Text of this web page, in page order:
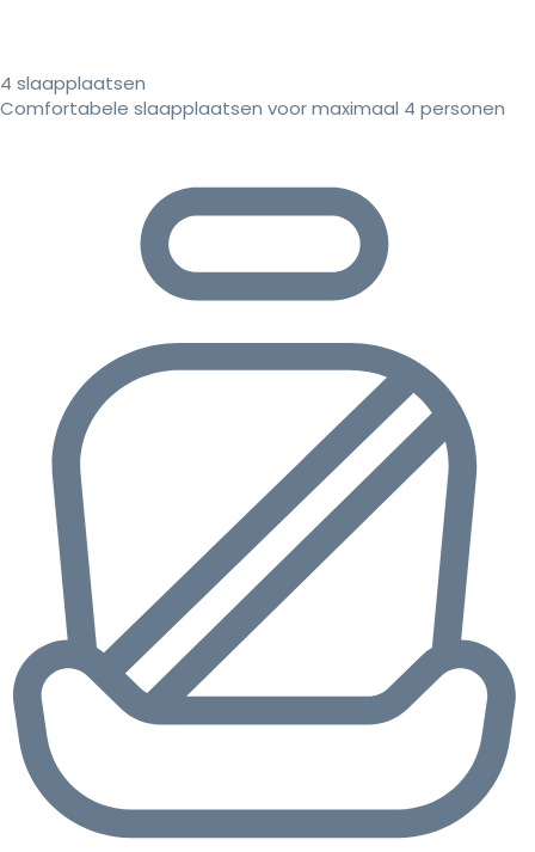
4 slaapplaatsen
Comfortabele slaapplaatsen voor maximaal 4 personen